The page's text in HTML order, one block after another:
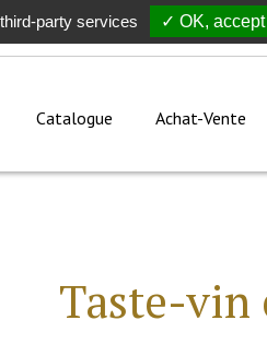
Catalogue Achat-Vente
Taste-vin
party services ✓ OK, accept